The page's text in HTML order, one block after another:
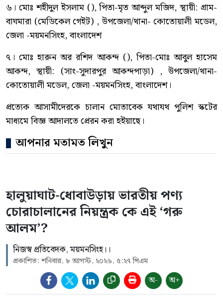
৬। মোঃ শহীদুল ইসলাম (), পিতা-মৃত আব্দুল মজিদ, স্থায়ী: গ্রাম-
বাঘমারা (মেডিকেল গেইট) , উপজেলা/থানা- কোতোয়ালী মডেল,
জেলা -ময়মনসিংহ, বাংলাদেশ
৭। মোঃ হারুন অর রশিদ আকন্দ (), পিতা-মোঃ আবুল হাসেম
আকন্দ, স্থায়ী: (সাং-সুদারপুর আকন্দপাড়া) , উপজেলা/থানা-
কোতোয়ালী মডেল, জেলা -ময়মনসিংহ, বাংলাদেশ।
প্রত্যেক আসামীদেরকে চালান মোতাবেক যথাযথ পুলিশ স্কটের
মাধ্যমে বিজ্ঞ আদালতে প্রেরন করা হইয়াছে।
আপনার মতামত লিখুন
হালুয়াঘাট-ধোবাউড়ায় ভারতীয় পণ্য
চোরাচালানের নিয়ন্ত্রক কে এই ‘গরু
আলম’?
নিজস্ব প্রতিবেদক, ময়মনসিংহ।।
প্রকাশিত: শনিবার, ৮ আগস্ট, ২০২৬, ৫:২৭ পিএম
অ- অ+